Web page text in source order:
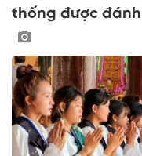
thống được